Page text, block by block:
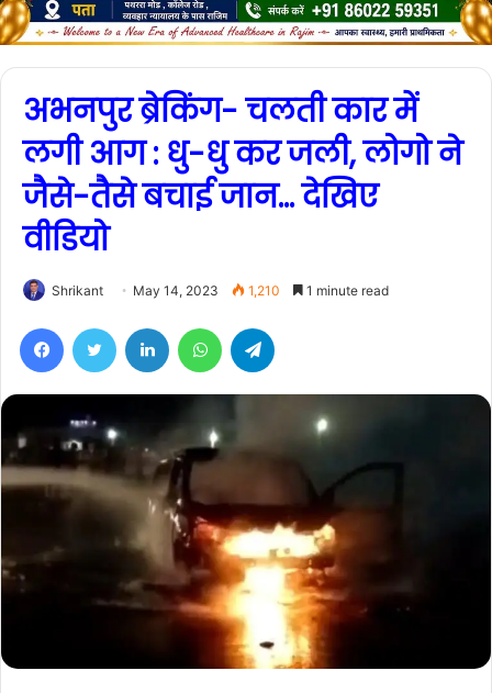
अभनपुर ब्रेकिंग- चलती कार में
लगी आग : धु-धु कर जली, लोगो ने
जैसे-तैसे बचाई जान… देखिए
वीडियो
Shrikant May 14, 2023 1,210 1 minute read